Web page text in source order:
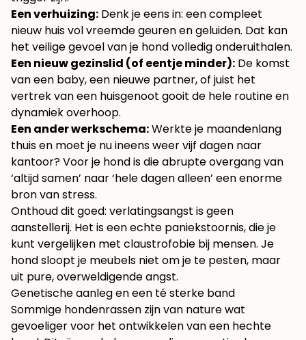
Een verhuizing: Denk je eens in: een compleet
nieuw huis vol vreemde geuren en geluiden. Dat kan
het veilige gevoel van je hond volledig onderuithalen.
Een nieuw gezinslid (of eentje minder): De komst
van een baby, een nieuwe partner, of juist het
vertrek van een huisgenoot gooit de hele routine en
dynamiek overhoop.
Een ander werkschema:Werkte je maandenlang
thuis en moet je nu ineens weer vijf dagen naar
kantoor? Voor je hond is die abrupte overgang van
‘altijd samen’ naar ‘hele dagen alleen’ een enorme
bron van stress.
Onthoud dit goed: verlatingsangst is geen
aanstellerij. Het is een echte paniekstoornis, die je
kunt vergelijken met claustrofobie bij mensen. Je
hond sloopt je meubels niet om je te pesten, maar
uit pure, overweldigende angst.
Genetische aanleg en een té sterke band
Sommige hondenrassen zijn van nature wat
gevoeliger voor het ontwikkelen van een hechte